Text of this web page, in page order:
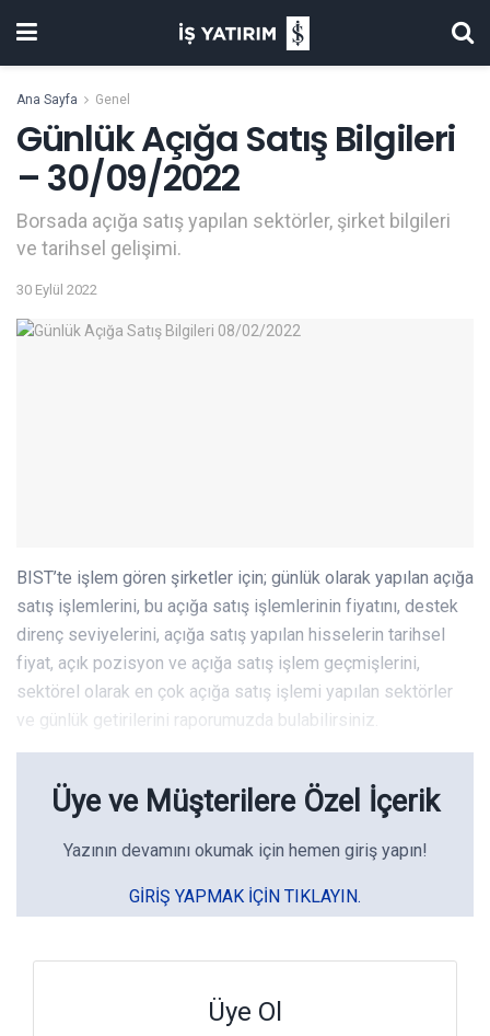
Ana Sayfa Genel
Günlük Açığa Satış Bilgileri
– 30/09/2022
Borsada açığa satış yapılan sektörler, şirket bilgileri
ve tarihsel gelişimi.
30 Eylül 2022
BIST’te işlem gören şirketler için; günlük olarak yapılan açığa
satış işlemlerini, bu açığa satış işlemlerinin fiyatını, destek
direnç seviyelerini, açığa satış yapılan hisselerin tarihsel
fiyat, açık pozisyon ve açığa satış işlem geçmişlerini,
sektörel olarak en çok açığa satış işlemi yapılan sektörler
ve günlük getirilerini raporumuzda bulabilirsiniz.
Üye ve Müşterilere Özel İçerik
Yazının devamını okumak için hemen giriş yapın!
GIRIŞ YAPMAK IÇIN TIKLAYIN.
Üye Ol